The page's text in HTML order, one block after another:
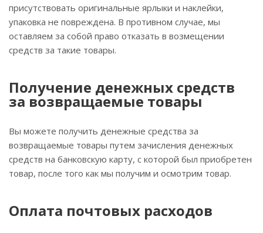
присутствовать оригинальные ярлыки и наклейки,
упаковка не повреждена. В противном случае, мы
оставляем за собой право отказать в возмещении
средств за такие товары.
Получение денежных средств
за возвращаемые товары
Вы можете получить денежные средства за
возвращаемые товары путем зачисления денежных
средств на банковскую карту, с которой был приобретен
товар, после того как мы получим и осмотрим товар.
Оплата почтовых расходов